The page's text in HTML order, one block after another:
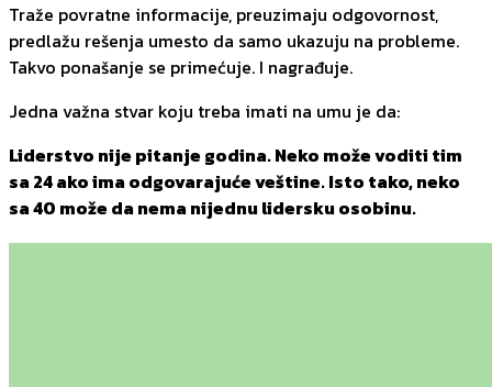
Traže povratne informacije, preuzimaju odgovornost,
predlažu rešenja umesto da samo ukazuju na probleme.
Takvo ponašanje se primećuje. I nagrađuje.
Jedna važna stvar koju treba imati na umu je da:
Liderstvo nije pitanje godina. Neko može voditi tim
sa 24 ako ima odgovarajuće veštine. Isto tako, neko
sa 40 može da nema nijednu lidersku osobinu.